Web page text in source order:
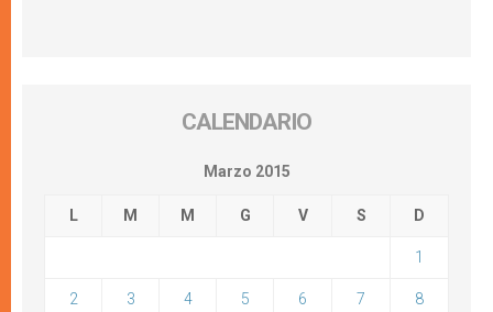
CALENDARIO
Marzo 2015
L M M G V S D
1
2 3 4 5 6 7 8